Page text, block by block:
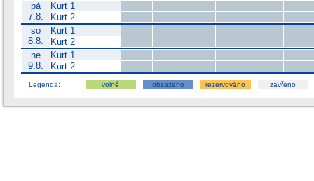
pá
7.8.
Kurt 1
Kurt 2
so
8.8.
Kurt 1
Kurt 2
ne
9.8.
Kurt 1
Kurt 2
Legenda: volné obsazeno rezervováno zavřeno